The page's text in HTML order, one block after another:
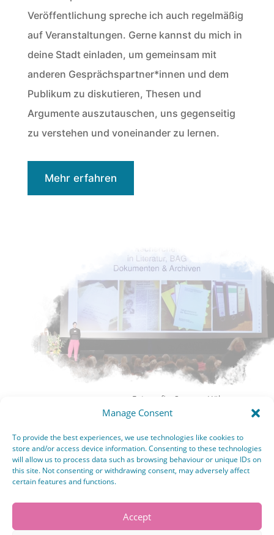
Manage Consent
To provide the best experiences, we use technologies like cookies to
store and/or access device information. Consenting to these technologies
will allow us to process data such as browsing behaviour or unique IDs on
this site. Not consenting or withdrawing consent, may adversely affect
certain features and functions.
Accept
Veröffentlichung spreche ich auch regelmäßig
auf Veranstaltungen. Gerne kannst du mich in
deine Stadt einladen, um gemeinsam mit
anderen Gesprächspartner*innen und dem
Publikum zu diskutieren, Thesen und
Argumente auszutauschen, uns gegenseitig
zu verstehen und voneinander zu lernen.
Mehr erfahren
Fotografin: Susanne Hübner